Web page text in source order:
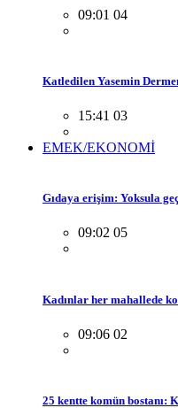
09:01 04
Katledilen Yasemin
15:41 03
EMEK/EKONOMİ
Gıdaya erişim: Yoksula
09:02 05
Kadınlar her mahallede
09:06 02
25 kentte komün bostanı: